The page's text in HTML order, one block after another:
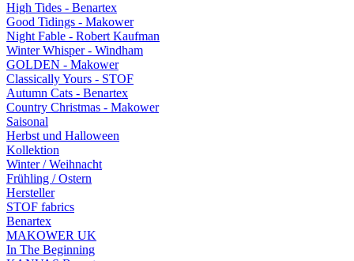
High Tides - Benartex
Good Tidings - Makower
Night Fable - Robert Kaufman
Winter Whisper - Windham
GOLDEN - Makower
Classically Yours - STOF
Autumn Cats - Benartex
Country Christmas - Makower
Saisonal
Herbst und Halloween
Kollektion
Winter / Weihnacht
Frühling / Ostern
Hersteller
STOF fabrics
Benartex
MAKOWER UK
In The Beginning